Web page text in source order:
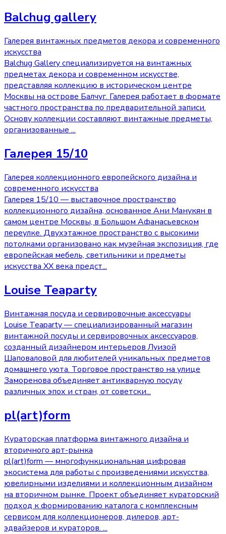
Balchug gallery
Галерея винтажных предметов декора и современного
искусства
Balchug Gallery специализируется на винтажных
предметах декора и современном искусстве,
представляя коллекцию в историческом центре
Москвы на острове Балчуг. Галерея работает в формате
частного пространства по предварительной записи.
Основу коллекции составляют винтажные предметы,
организованные ...
Галерея 15/10
Галерея коллекционного европейского дизайна и
современного искусства
Галерея 15/10 — выставочное пространство
коллекционного дизайна, основанное Ани Манукян в
самом центре Москвы, в Большом Афанасьевском
переулке. Двухэтажное пространство с высокими
потолками организовано как музейная экспозиция, где
европейская мебель, светильники и предметы
искусства XX века предст...
Louise Teaparty
Винтажная посуда и сервировочные аксессуары
Louise Teaparty — специализированный магазин
винтажной посуды и сервировочных аксессуаров,
созданный дизайнером интерьеров Луизой
Шаповаловой для любителей уникальных предметов
домашнего уюта. Торговое пространство на улице
Заморенова объединяет антикварную посуду
различных эпох и стран, от советски...
pl(art)form
Кураторская платформа винтажного дизайна и
вторичного арт-рынка
pl(art)form — многофункциональная цифровая
экосистема для работы с произведениями искусства,
ювелирными изделиями и коллекционным дизайном
на вторичном рынке. Проект объединяет кураторский
подход к формированию каталога с комплексным
сервисом для коллекционеров, дилеров, арт-
эдвайзеров и кураторов. ...